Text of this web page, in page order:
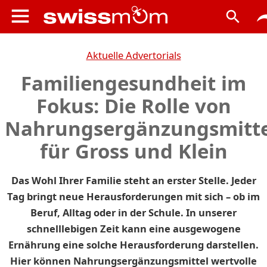
Aktuelle Advertorials
Familiengesundheit im
Fokus: Die Rolle von
für Gross und Klein
Das Wohl Ihrer Familie steht an erster Stelle. Jeder
Tag bringt neue Herausforderungen mit sich – ob im
Beruf, Alltag oder in der Schule. In unserer
schnelllebigen Zeit kann eine ausgewogene
Ernährung eine solche Herausforderung darstellen.
Hier können Nahrungsergänzungsmittel wertvolle